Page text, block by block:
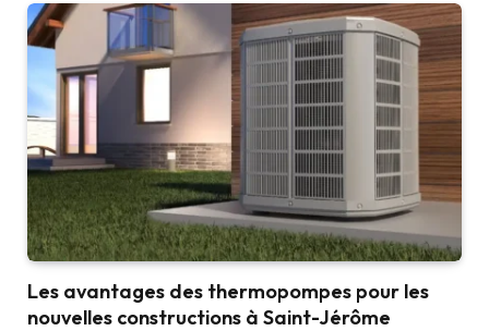
Les avantages des thermopompes pour les
nouvelles constructions à Saint-Jérôme